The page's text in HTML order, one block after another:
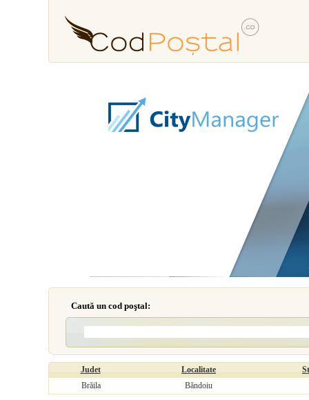
Caută un cod poştal:
Judet Localitate
Brăila
Băndoiu